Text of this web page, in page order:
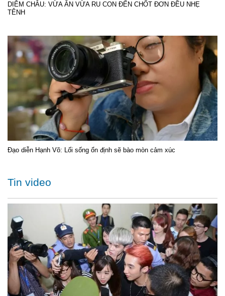
DIỄM CHÂU: VỪA ĂN VỪA RU CON ĐẾN CHỐT ĐƠN ĐỀU NHẸ
TÊNH
Đạo diễn Hạnh Võ: Lối sống ổn định sẽ bào mòn cảm xúc
Tin video